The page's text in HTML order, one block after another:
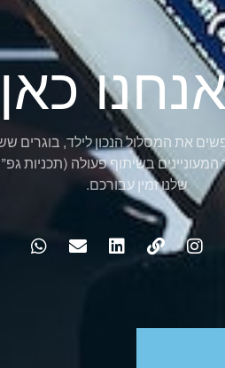
את המסלול הנכון לילד, בוגרים
המעוניינים בשיתוף פעולה (תכניות
שלנו זמין עבורכם.